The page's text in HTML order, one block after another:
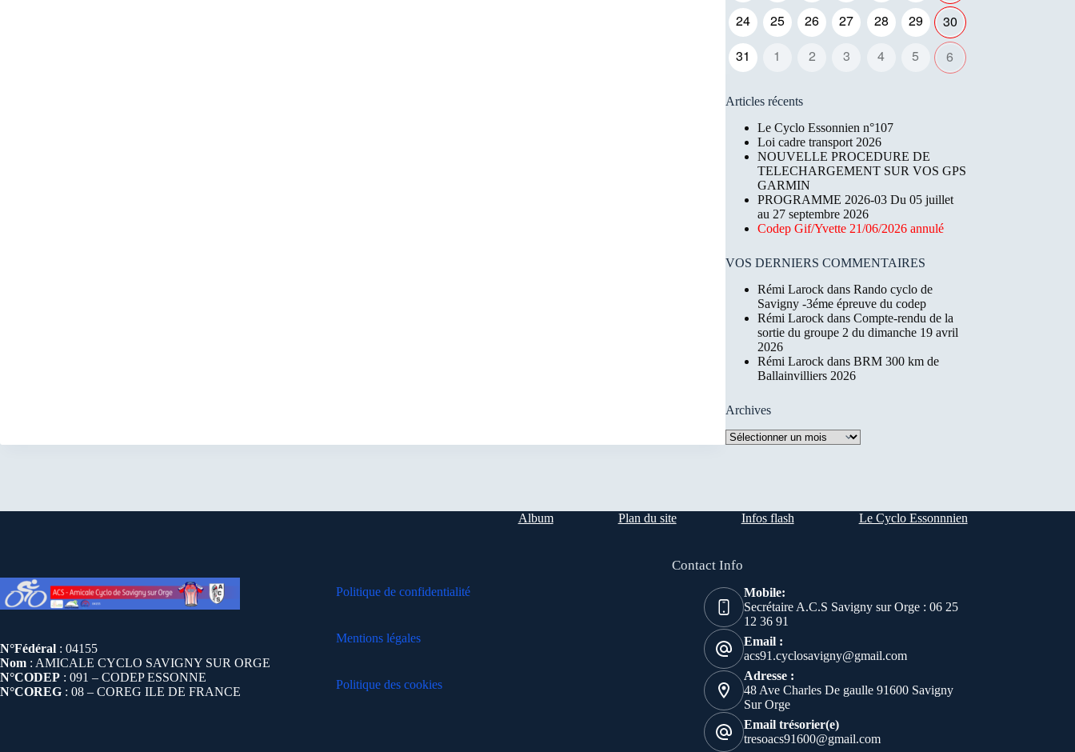
24
25 26 27 28 29
30
31
1 2 3 4 5 6
Articles récents
Le Cyclo Essonnien n°107
Loi cadre transport 2026
NOUVELLE PROCEDURE DE
TELECHARGEMENT SUR VOS GPS
GARMIN
PROGRAMME 2026-03 Du 05 juillet
au 27 septembre 2026
Codep Gif/Yvette 21/06/2026 annulé
VOS DERNIERS COMMENTAIRES
Rémi Larock dansRando cyclo de
Savigny -3éme épreuve du codep
Rémi Larock dansCompte-rendu de la
sortie du groupe 2 du dimanche 19 avril
2026
Rémi Larock dansBRM 300 km de
Ballainvilliers 2026
Archives
Archives
Album Plan du site Infos flash Le Cyclo Essonnnien
N°Fédéral : 04155
Nom : AMICALE CYCLO SAVIGNY SUR ORGE
N°CODEP : 091 – CODEP ESSONNE
N°COREG : 08 – COREG ILE DE FRANCE
Politique de confidentialité
Mentions légales
Politique des cookies
Contact Info
Mobile:
Secrétaire A.C.S Savigny sur Orge : 06 25
12 36 91
Email :
acs91.cyclosavigny@gmail.com
Adresse :
48 Ave Charles De gaulle 91600 Savigny
Sur Orge
Email trésorier(e)
tresoacs91600@gmail.com